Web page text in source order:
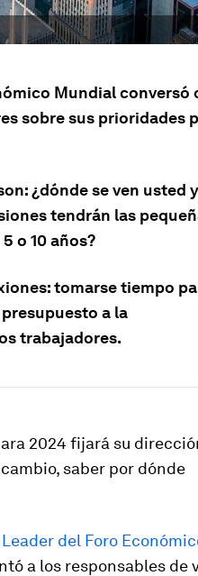
Mundial conversó
sobre sus prioridades
¿dónde se ven usted
tendrán las
o 10 años?
tomarse tiempo
a la
trabajadores.
2024 fijará su
saber por dónde
del Foro
a los responsables de